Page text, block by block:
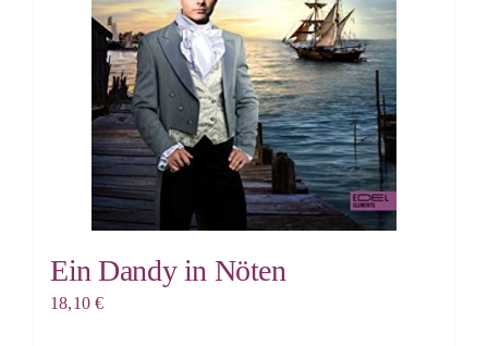
Ein Dandy in Nöten
18,10€